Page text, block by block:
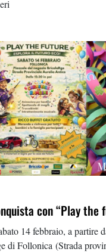
con “Play the
14 febbraio, a partire
di Follonica (Strada